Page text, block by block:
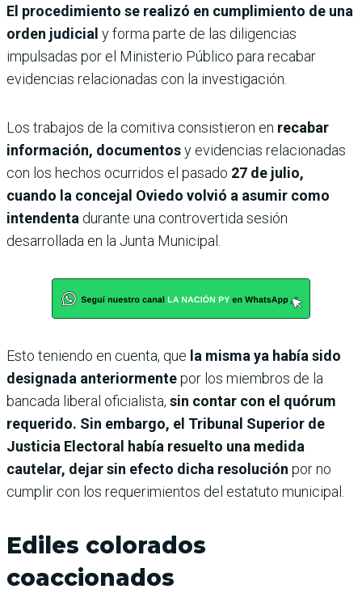
El procedimiento se realizó en cumplimiento de una
orden judicial y forma parte de las diligencias
impulsadas por el Ministerio Público para recabar
evidencias relacionadas con la investigación.
Los trabajos de la comitiva consistieron en recabar
información, documentosy evidencias relacionadas
con los hechos ocurridos el pasado 27 de julio,
cuando la concejal Oviedo volvió a asumir como
intendenta durante una controvertida sesión
desarrollada en la Junta Municipal.
Esto teniendo en cuenta, que la misma ya había sido
designada anteriormentepor los miembros de la
bancada liberal oficialista, sin contar con el quórum
requerido. Sin embargo, el Tribunal Superior de
Justicia Electoral había resuelto una medida
cautelar, dejar sin efecto dicha resolución por no
cumplir con los requerimientos del estatuto municipal.
Ediles colorados
coaccionados